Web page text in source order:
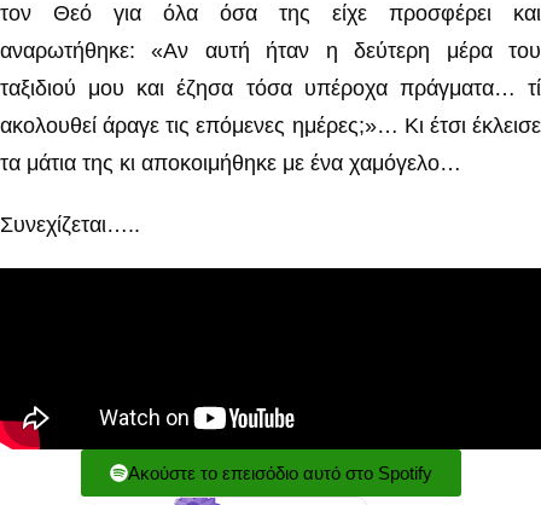
τον Θεό για όλα όσα της είχε προσφέρει και
αναρωτήθηκε: «Αν αυτή ήταν η δεύτερη μέρα του
ταξιδιού μου και έζησα τόσα υπέροχα πράγματα… τί
ακολουθεί άραγε τις επόμενες ημέρες;»… Κι έτσι έκλεισε
τα μάτια της κι αποκοιμήθηκε με ένα χαμόγελο…
Συνεχίζεται…..
Ακούστε το επεισόδιο αυτό στο Spotify